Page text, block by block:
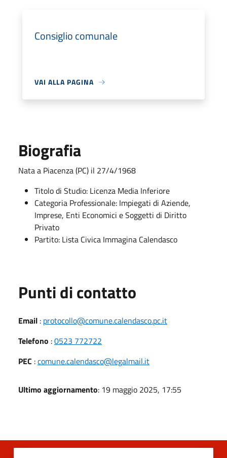
Consiglio comunale
VAI ALLA PAGINA
Biografia
Nata a Piacenza (PC) il 27/4/1968
Titolo di Studio: Licenza Media Inferiore
Categoria Professionale: Impiegati di Aziende,
Imprese, Enti Economici e Soggetti di Diritto
Privato
Partito: Lista Civica Immagina Calendasco
Punti di contatto
Email : protocollo@comune.calendasco.pc.it
Telefono :0523 772722
PEC :comune.calendasco@legalmail.it
Ultimo aggiornamento: 19 maggio 2025, 17:55